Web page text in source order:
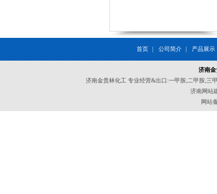
首页 | 公司简介 | 产品展示
济南
济南金贵林化工 专业经营&出口:一甲胺,二甲胺,三
济南网站
网站